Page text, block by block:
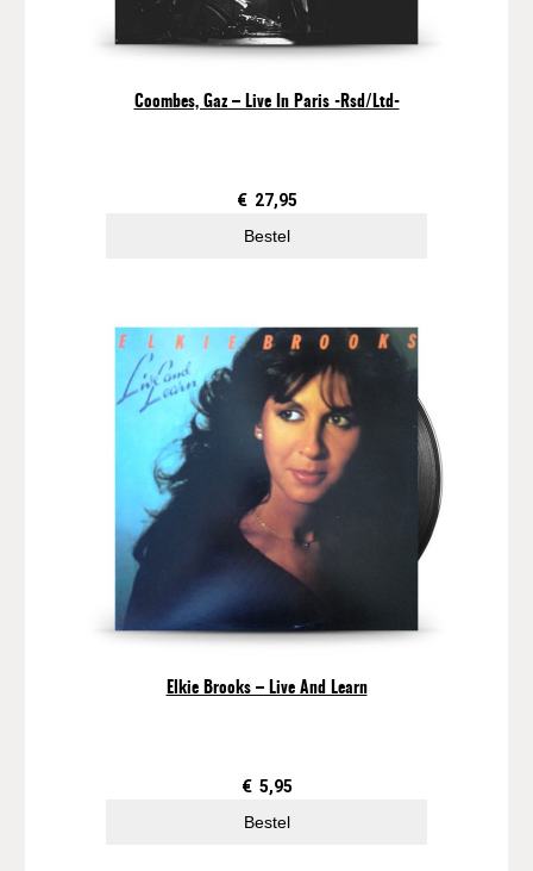
Coombes, Gaz – Live In Paris -Rsd/Ltd-
€ 27,95
Bestel
Elkie Brooks ‎– Live And Learn
€ 5,95
Bestel